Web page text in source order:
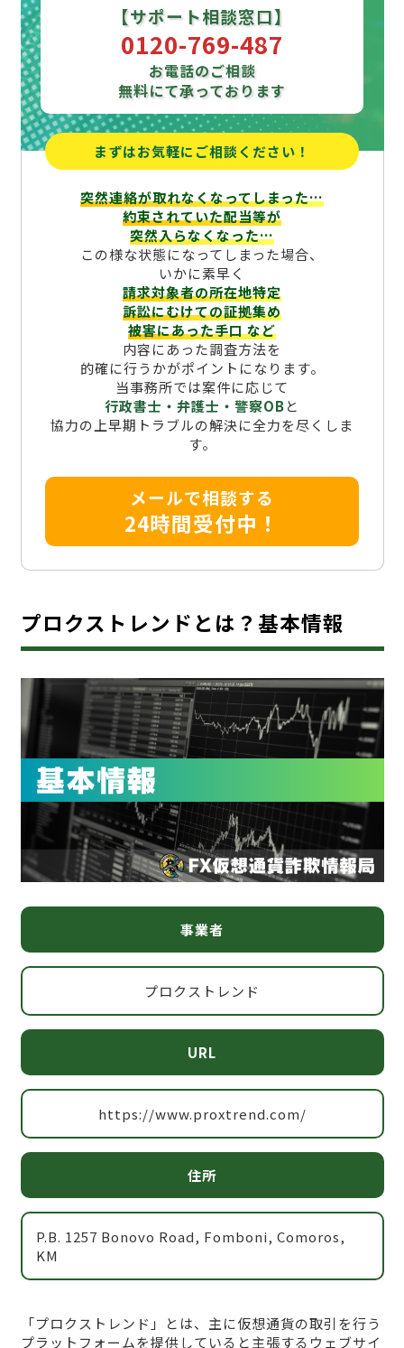
【サポート相談窓口】
0120-769-487
お電話のご相談
無料にて承っております
まずはお気軽にご相談ください！
突然連絡が取れなくなってしまった…
約束されていた配当等が
突然入らなくなった…
この様な状態になってしまった場合、
いかに素早く
請求対象者の所在地特定
訴訟にむけての証拠集め
被害にあった手口など
内容にあった調査方法を
的確に行うかがポイントになります。
当事務所では案件に応じて
行政書士・弁護士・警察OBと
協力の上早期トラブルの解決に全力を尽くしま
す。
メールで相談する
24時間受付中！
プロクストレンドとは？基本情報
事業者
プロクストレンド
URL
https://www.proxtrend.com/
住所
P.B. 1257 Bonovo Road, Fomboni, Comoros,
KM
「プロクストレンド」とは、主に仮想通貨の取引を行う
プラットフォームを提供していると主張するウェブサイ